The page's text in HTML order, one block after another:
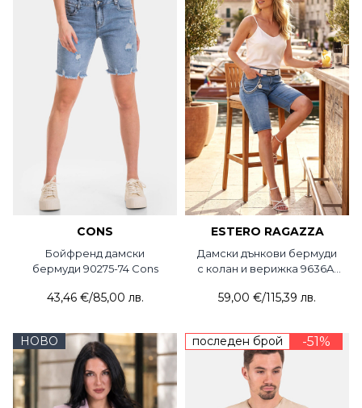
CONS
Бойфренд дамски
бермуди 90275-74 Cons
43,46 €/85,00 лв.
ESTERO RAGAZZA
Дамски дънкови бермуди
с колан и верижка 9636A-
59,00 €/115,39 лв.
НОВО последен брой -51%